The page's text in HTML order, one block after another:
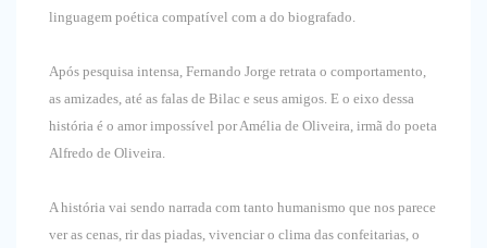
linguagem poética compatível com a do biografado.
Após pesquisa intensa, Fernando Jorge retrata o comportamento,
as amizades, até as falas de Bilac e seus amigos. E o eixo dessa
história é o amor impossível por Amélia de Oliveira, irmã do poeta
Alfredo de Oliveira.
A história vai sendo narrada com tanto humanismo que nos parece
ver as cenas, rir das piadas, vivenciar o clima das confeitarias, o